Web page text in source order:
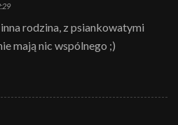
rodzina, z psiankowatymi
mają nic wspólnego ;)